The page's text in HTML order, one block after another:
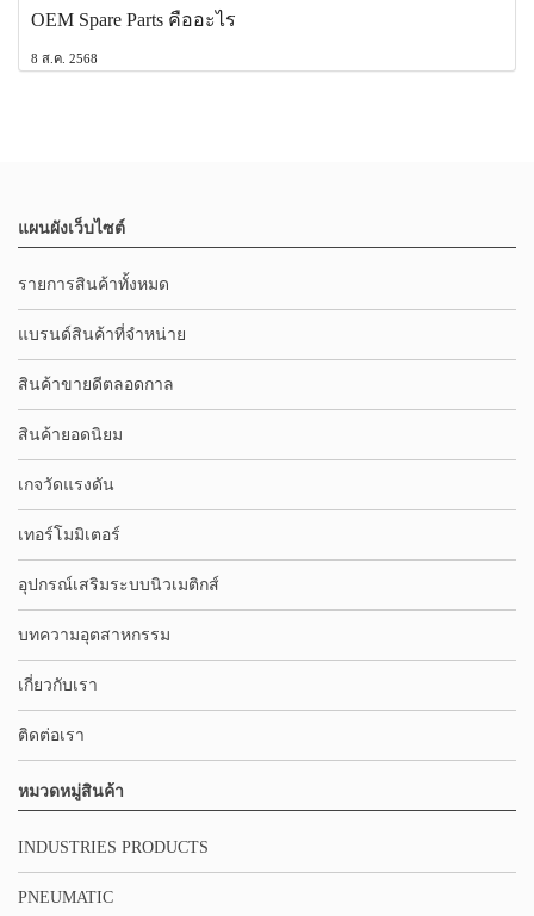
OEM Spare Parts คืออะไร
8 ส.ค. 2568
แผนผังเว็บไซต์
รายการสินค้าทั้งหมด
แบรนด์สินค้าที่จำหน่าย
สินค้าขายดีตลอดกาล
สินค้ายอดนิยม
เกจวัดแรงดัน
เทอร์โมมิเตอร์
อุปกรณ์เสริมระบบนิวเมติกส์
บทความอุตสาหกรรม
เกี่ยวกับเรา
ติดต่อเรา
หมวดหมู่สินค้า
INDUSTRIES PRODUCTS
PNEUMATIC